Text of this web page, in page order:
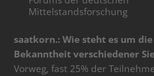
Mittelstandsforschung
saatkorn.: Wie steht es um die
Bekanntheit verschiedener
Vorweg, fast 25% der